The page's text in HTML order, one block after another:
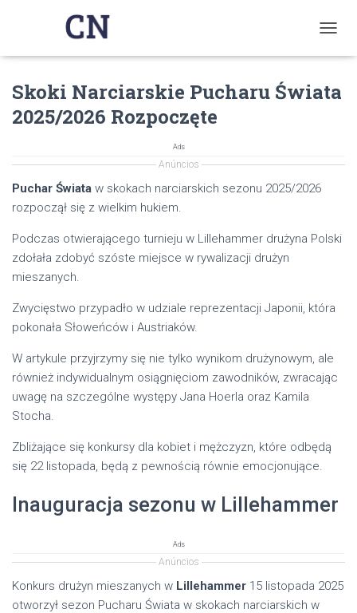
O
G
L
I
Skoki Narciarskie Pucharu Świata
2025/2026 Rozpoczęte
Ads
Anúncios
Puchar Świata w skokach narciarskich sezonu 2025/2026
rozpoczął się z wielkim hukiem.
Podczas otwierającego turnieju w Lillehammer drużyna Polski
zdołała zdobyć szóste miejsce w rywalizacji drużyn
mieszanych.
Zwycięstwo przypadło w udziale reprezentacji Japonii, która
pokonała Słoweńców i Austriaków.
W artykule przyjrzymy się nie tylko wynikom drużynowym, ale
również indywidualnym osiągnięciom zawodników, zwracając
uwagę na szczególne występy Jana Hoerla oraz Kamila
Stocha.
Zbliżające się konkursy dla kobiet i mężczyzn, które odbędą
się 22 listopada, będą z pewnością równie emocjonujące.
Inauguracja sezonu w Lillehammer
Ads
Anúncios
Konkurs drużyn mieszanych w Lillehammer 15 listopada 2025
otworzył sezon Pucharu Świata w skokach narciarskich w